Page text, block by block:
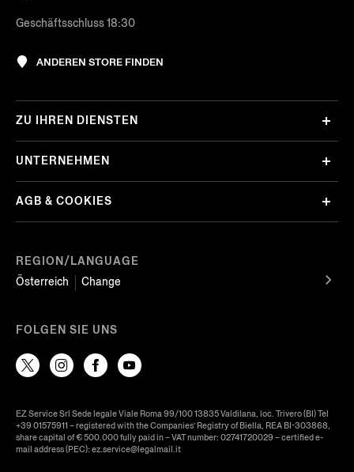
Geschäftsschluss 18:30
ANDEREN STORE FINDEN
REGION/LANGUAGE
Österreich
Change
ZU IHREN DIENSTEN
UNTERNEHMEN
AGB & COOKIES
FOLGEN SIE UNS
EZ Service Srl Sede legale Viale Roma 99/100 13835 Valdilana, loc. Trivero (BI) Tel
+39 01575911 – registered with the Companies’ Registry of Biella, REA BI-303868,
share capital of € 500.000 fully paid in – VAT number: 02741720029 – certified e-
mail address (PEC): ez.service@legalmail.it